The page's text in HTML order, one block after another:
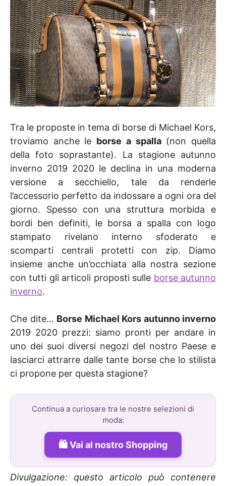
Tra le proposte in tema di borse di Michael Kors,
troviamo anche le borse a spalla(non quella
della foto soprastante). La stagione autunno
inverno 2019 2020 le declina in una moderna
versione a secchiello, tale da renderle
l’accessorio perfetto da indossare a ogni ora del
giorno. Spesso con una struttura morbida e
bordi ben definiti, le borsa a spalla con logo
stampato rivelano interno sfoderato e
scomparti centrali protetti con zip. Diamo
insieme anche un’occhiata alla nostra sezione
con tutti gli articoli proposti sulle borse autunno
inverno.
Che dite… Borse Michael Kors autunno inverno
2019 2020 prezzi: siamo pronti per andare in
uno dei suoi diversi negozi del nostro Paese e
lasciarci attrarre dalle tante borse che lo stilista
ci propone per questa stagione?
Continua a curiosare tra le nostre selezioni di
moda:
Vai al nostro Shopping
Divulgazione: questo articolo può contenere